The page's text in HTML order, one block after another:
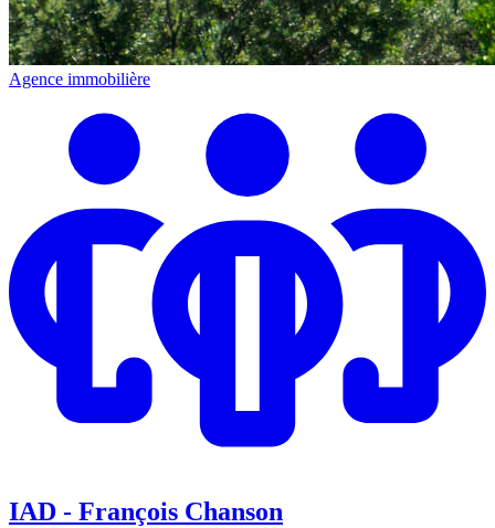
Agence immobilière
IAD - François Chanson